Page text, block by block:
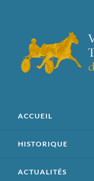
ACCUEIL
HISTORIQUE
ACTUALITÉS